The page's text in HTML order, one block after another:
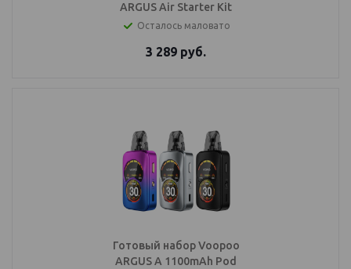
ARGUS Air Starter Kit
Осталось маловато
3 289 руб.
Готовый набор Voopoo
ARGUS A 1100mAh Pod